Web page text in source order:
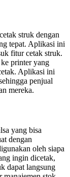
struk dengan
tepat. Aplikasi ini
fitur cetak struk.
printer yang
Aplikasi ini
penjual
mereka.
yang bisa
dengan
oleh siapa
ingin dicetak,
dapat langsung